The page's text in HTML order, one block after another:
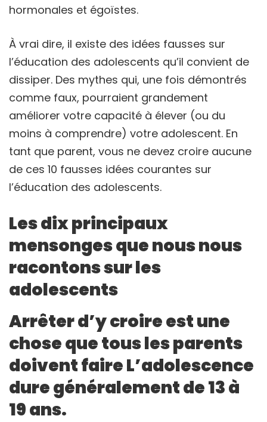
hormonales et égoïstes.
À vrai dire, il existe des idées fausses sur
l’éducation des adolescents qu’il convient de
dissiper. Des mythes qui, une fois démontrés
comme faux, pourraient grandement
améliorer votre capacité à élever (ou du
moins à comprendre) votre adolescent. En
tant que parent, vous ne devez croire aucune
de ces 10 fausses idées courantes sur
l’éducation des adolescents.
Les dix principaux
mensonges que nous nous
racontons sur les
adolescents
Arrêter d’y croire est une
chose que tous les parents
doivent faire L’adolescence
dure généralement de 13 à
19 ans.